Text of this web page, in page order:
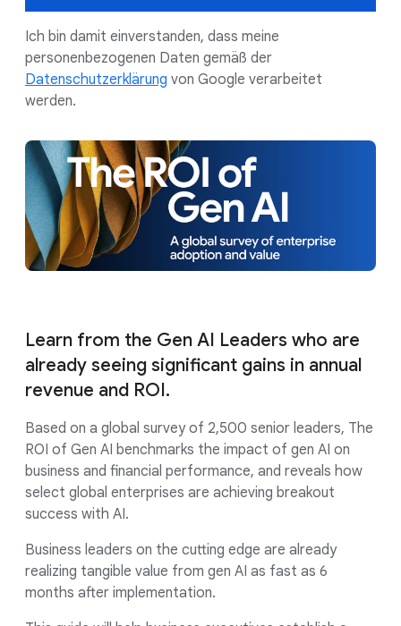
Ich bin damit einverstanden, dass meine
personenbezogenen Daten gemäß der
Datenschutzerklärung von Google verarbeitet
werden.
Learn from the Gen AI Leaders who are
already seeing significant gains in annual
revenue and ROI.
Based on a global survey of 2,500 senior leaders, The
ROI of Gen AI benchmarks the impact of gen AI on
business and financial performance, and reveals how
select global enterprises are achieving breakout
success with AI.
Business leaders on the cutting edge are already
realizing tangible value from gen AI as fast as 6
months after implementation.